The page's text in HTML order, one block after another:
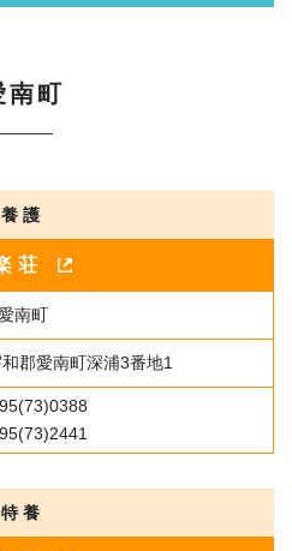
南町
養護
荘
南町
郡愛南町深浦3番地1
特養